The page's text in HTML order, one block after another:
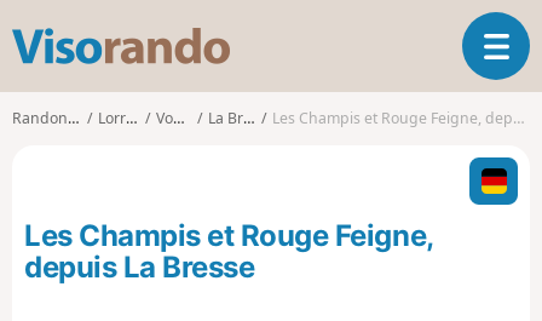
s
o
o
O
u
i
r
l
Randonnées Lorraine Vosges La Bresse Les Champis et Rouge Feigne, depuis La Bresse
Les Champis et Rouge Feigne,
depuis La Bresse